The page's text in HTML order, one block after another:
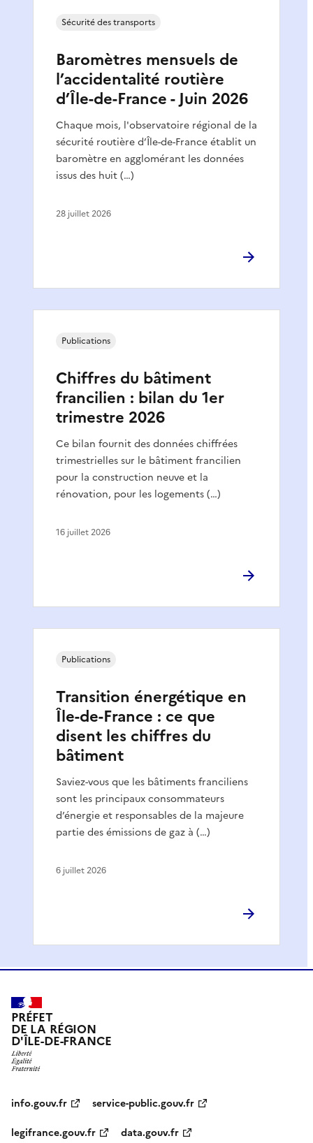
Baromètres mensuels de
l’accidentalité routière
d’Île-de-France - Juin 2026
Chaque mois, l'observatoire régional de la
sécurité routière d’Île-de-France établit un
baromètre en agglomérant les données
issus des huit (…)
Sécurité des transports
28 juillet 2026
Chiffres du bâtiment
francilien : bilan du 1er
trimestre 2026
Ce bilan fournit des données chiffrées
trimestrielles sur le bâtiment francilien
pour la construction neuve et la
rénovation, pour les logements (…)
Publications
16 juillet 2026
Transition énergétique en
Île-de-France : ce que
disent les chiffres du
bâtiment
Saviez-vous que les bâtiments franciliens
sont les principaux consommateurs
d’énergie et responsables de la majeure
partie des émissions de gaz à (…)
Publications
6 juillet 2026
PRÉFET
DE LA RÉGION
D'ÎLE-DE-FRANCE
info.gouv.fr
service-public.gouv.fr
legifrance.gouv.fr
data.gouv.fr